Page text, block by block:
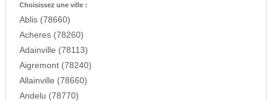
Choisissez une ville :
Ablis (78660)
Acheres (78260)
Adainville (78113)
Aigremont (78240)
Allainville (78660)
Andelu (78770)